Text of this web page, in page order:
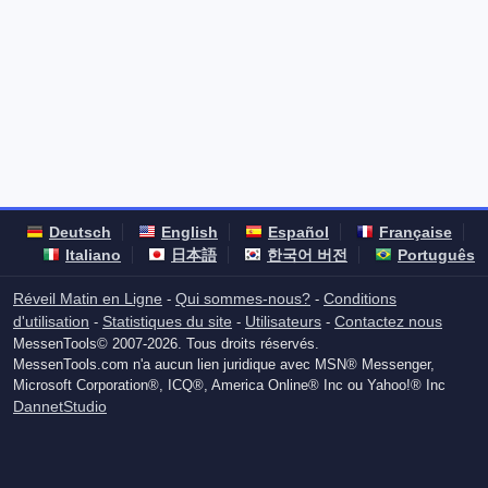
Deutsch English Español
Française
Italiano
日本語 한국어 버전 Português
Réveil Matin en Ligne - Qui sommes-nous? - Conditions
d'utilisation - Statistiques du site - Utilisateurs - Contactez nous
MessenTools© 2007-2026. Tous droits réservés.
MessenTools.com n'a aucun lien juridique avec MSN® Messenger,
Microsoft Corporation®, ICQ®, America Online® Inc ou Yahoo!® Inc
DannetStudio